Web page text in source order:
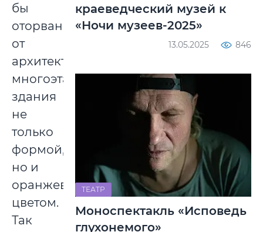
бы
оторван
от
архитектуры
многоэтажного
здания
не
только
формой,
но и
оранжевым
цветом.
Так
краеведческий музей к
«Ночи музеев-2025»
13.05.2025 846
ТЕАТР
Моноспектакль «Исповедь
глухонемого»